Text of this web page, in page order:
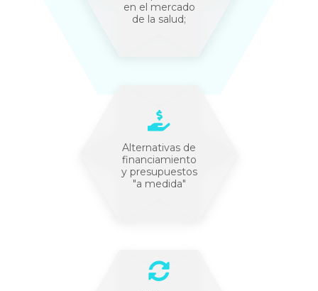
en el mercado
de la salud;
Alternativas de
financiamiento
y presupuestos
"a medida"